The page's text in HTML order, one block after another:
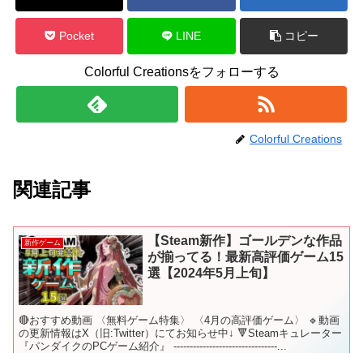
Pocket LINE コピー
Colorful Creationsをフォローする
Colorful Creations
関連記事
新作ゲーム
【Steam新作】ゴールデンな作品
が揃ってる！最新高評価ゲーム15
選【2024年5月上旬】
🔴おすすめ動画 〈無料ゲーム特集〉 〈4月の高評価ゲーム〉 🔹動画
の更新情報はX（旧:Twitter）にてお知らせ中↓ 🔻Steamキュレーター
『パンダイクのPCゲーム紹介』 --------------------------------...